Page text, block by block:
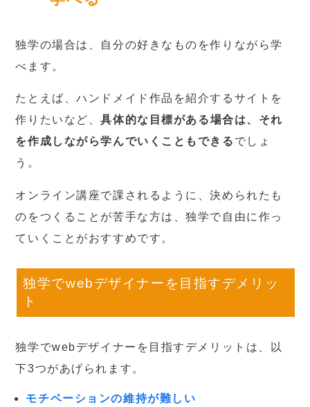
独学の場合は、自分の好きなものを作りながら学
べます。
たとえば、ハンドメイド作品を紹介するサイトを
作りたいなど、具体的な目標がある場合は、それ
を作成しながら学んでいくこともできる でしょ
う。
オンライン講座で課されるように、決められたも
のをつくることが苦手な方は、独学で自由に作っ
ていくことがおすすめです。
独学でwebデザイナーを目指すデメリッ
ト
独学でwebデザイナーを目指すデメリットは、以
下3つがあげられます。
モチベーションの維持が難しい